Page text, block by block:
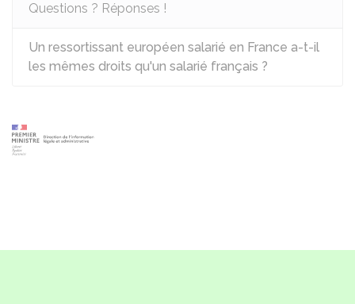
Questions ? Réponses !
Un ressortissant européen salarié en France a-t-il
les mêmes droits qu'un salarié français ?